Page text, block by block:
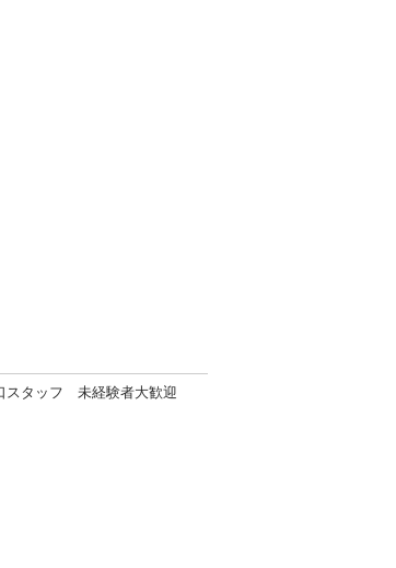
タッフ 未経験者大歓迎